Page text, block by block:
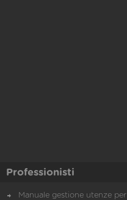
Professionisti
Manuale gestione utenze per